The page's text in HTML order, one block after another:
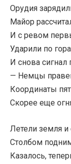
Орудия
Майор
И с ревом
Ударили по
И снова сигнал
— Немцы
Координаты
Скорее еще
Летели земля и
Столбом
Казалось,